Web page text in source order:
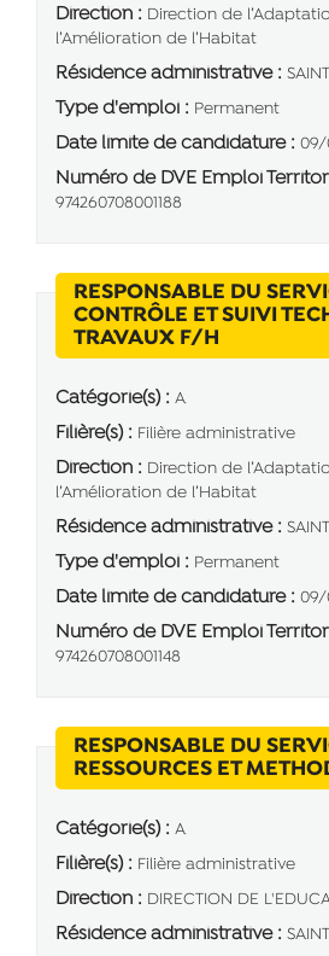
Direction : Direction de
l’Amélioration de l’Habitat
Résidence administrative :
Type d'emploi : Permanent
Date limite de candidature : 09/
Numéro de DVE Emploi
974260708001188
RESPONSABLE DU
CONTRÔLE ET SUIVI
TRAVAUX F/H
Catégorie(s) : A
Filière(s) : Filière administrative
Direction : Direction de
l’Amélioration de l’Habitat
Résidence administrative :
Type d'emploi : Permanent
Date limite de candidature : 09/
Numéro de DVE Emploi
974260708001148
RESPONSABLE DU
RESSOURCES ET
Catégorie(s) : A
Filière(s) : Filière administrative
Direction : DIRECTION DE
Résidence administrative :